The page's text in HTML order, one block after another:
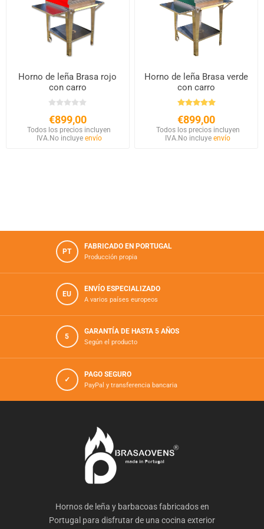
Horno de leña Brasa rojo
con carro
€899,00
Todos los precios incluyen
IVA. No incluye envío
Horno de leña Brasa verde
con carro
€899,00
Todos los precios incluyen
IVA. No incluyeenvío
PT
FABRICADO EN PORTUGAL
Producción propia
EU
ENVÍO ESPECIALIZADO
A varios países europeos
5
GARANTÍA DE HASTA 5 AÑOS
Según el producto
✓
PAGO SEGURO
PayPal y transferencia bancaria
Hornos de leña y barbacoas fabricados en
Portugal para disfrutar de una cocina exterior